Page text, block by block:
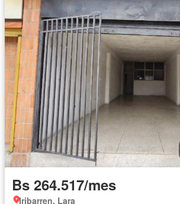
Bs 264.517/mes
Iribarren, Lara